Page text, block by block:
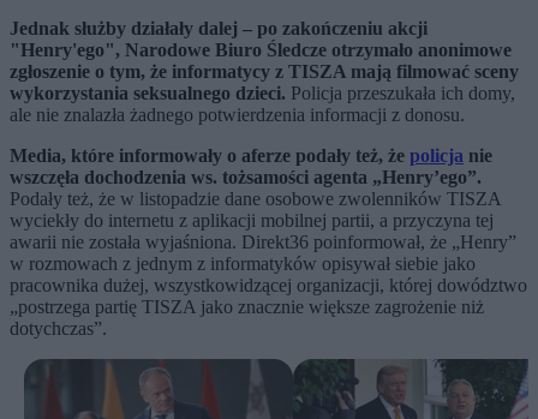
Jednak służby działały dalej – po zakończeniu akcji
"Henry'ego", Narodowe Biuro Śledcze otrzymało anonimowe
zgłoszenie o tym, że informatycy z TISZA mają filmować sceny
wykorzystania seksualnego dzieci. Policja przeszukała ich domy,
ale nie znalazła żadnego potwierdzenia informacji z donosu.
Media, które informowały o aferze podały też, że policja nie
wszczęła dochodzenia ws. tożsamości agenta „Henry’ego”.
Podały też, że w listopadzie dane osobowe zwolenników TISZA
wyciekły do internetu z aplikacji mobilnej partii, a przyczyna tej
awarii nie została wyjaśniona. Direkt36 poinformował, że „Henry”
w rozmowach z jednym z informatyków opisywał siebie jako
pracownika dużej, wszystkowidzącej organizacji, której dowództwo
„postrzega partię TISZA jako znacznie większe zagrożenie niż
dotychczas”.